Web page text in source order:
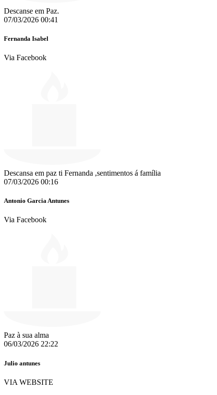
Descanse em Paz.
07/03/2026 00:41
Fernanda Isabel
Via Facebook
Descansa em paz ti Fernanda ,sentimentos á família
07/03/2026 00:16
Antonio Garcia Antunes
Via Facebook
Paz à sua alma
06/03/2026 22:22
Julio antunes
VIA WEBSITE